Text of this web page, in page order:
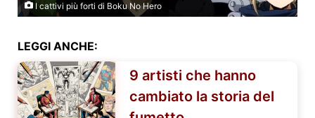
I cattivi più forti di Boku No Hero
LEGGI ANCHE:
9 artisti che hanno
cambiato la storia del